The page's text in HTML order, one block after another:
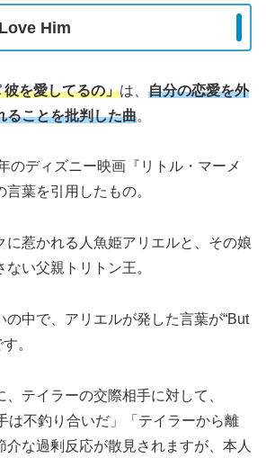
Him
彼を愛してるの」は、 自分の恋愛を外
ることを批判した曲。
のディズニー映画『リトル・マーメ
葉を引用したもの。
に惹かれる人魚姫アリエルと、その娘
い父親トリトン王。
の中で、アリエルが発した言葉が“But
。
、テイラーの交際相手に対して、
は不釣り合いだ」「テイラーから離
介な過剰反応が散見されますが、本人